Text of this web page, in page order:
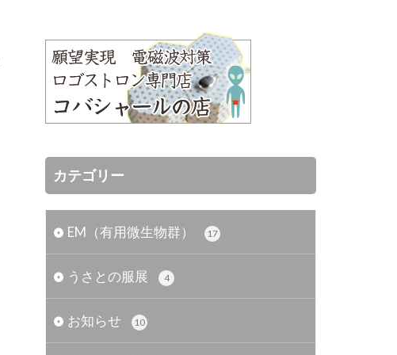
カテゴリー
EM（有用微生物群） 17
うさとの服展 4
お知らせ 10